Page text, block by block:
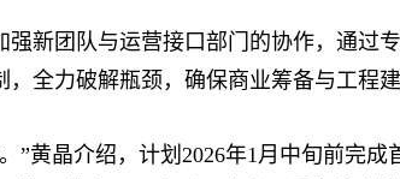
团队与运营接口部门的协作，通过
全力破解瓶颈，确保商业筹备与工程建
晶介绍，计划2026年1月中旬前完成